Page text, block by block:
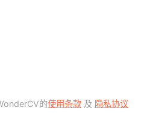
的使用条款及 隐私协议